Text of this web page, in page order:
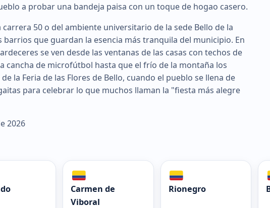
a probar una bandeja paisa con un toque de hogao casero.
50 o del ambiente universitario de la sede Bello de la
que guardan la esencia más tranquila del municipio. En
se ven desde las ventanas de las casas con techos de
cancha de microfútbol hasta que el frío de la montaña los
la Feria de las Flores de Bello, cuando el pueblo se llena de
para celebrar lo que muchos llaman la "fiesta más alegre
2026
Carmen de
Viboral
Rionegro